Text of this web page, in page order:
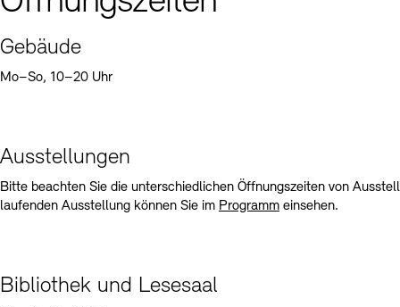
Gebäude
Mo–So, 10–20 Uhr
Ausstellungen
Bitte beachten Sie die unterschiedlichen Öffnungszeiten von
laufenden Ausstellung können Sie im Programm einsehen.
Bibliothek und Lesesaal